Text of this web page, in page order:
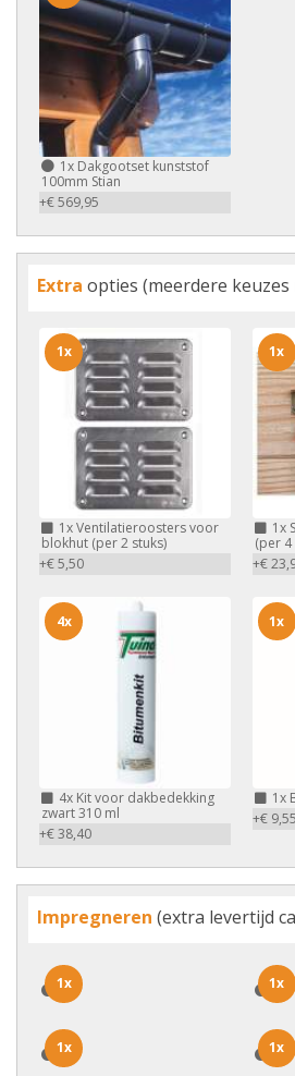
1x Dakgootset kunststof
100mm Stian
+€ 569,95
Extra opties (meerdere keuzes
1xVentilatieroosters voor
blokhut (per 2 stuks)
+€ 5,50
1x
1x
(per 4
+€
1x
4x Kit voor dakbedekking
zwart 310 ml
+€ 38,40
4x
1x
+€ 9,55
1x
Impregneren (extra levertijd
1x
1x 1x
1x
1x
1x 1x
1x